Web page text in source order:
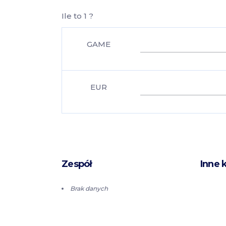
Ile to 1 ?
GAME
EUR
Zespół
Brak danych
Inne